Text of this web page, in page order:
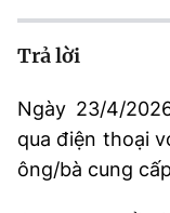
Tin tổng hợp
Sở hữu trí tuệ
Tiêu chuẩn, đo
Năng lượng
Nhiệm vụ trọng tâm
Trả lời
Ngày 23/4/
qua điện thoại
ông/bà cung